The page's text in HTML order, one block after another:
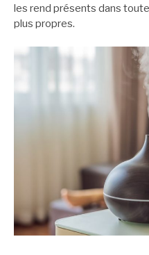
les rend présents dans
plus propres.